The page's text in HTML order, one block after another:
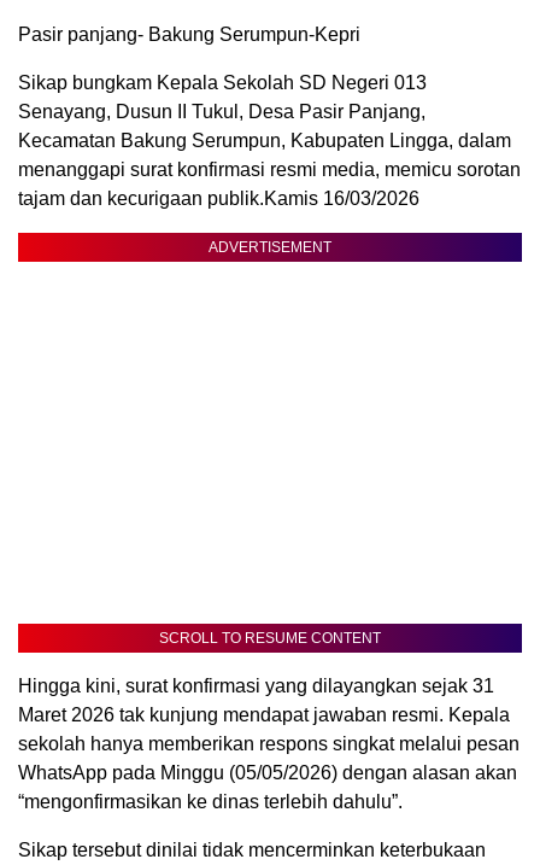
Pasir panjang- Bakung Serumpun-Kepri
Sikap bungkam Kepala Sekolah SD Negeri 013
Senayang, Dusun II Tukul, Desa Pasir Panjang,
Kecamatan Bakung Serumpun, Kabupaten Lingga, dalam
menanggapi surat konfirmasi resmi media, memicu sorotan
tajam dan kecurigaan publik.Kamis 16/03/2026
ADVERTISEMENT
SCROLL TO RESUME CONTENT
Hingga kini, surat konfirmasi yang dilayangkan sejak 31
Maret 2026 tak kunjung mendapat jawaban resmi. Kepala
sekolah hanya memberikan respons singkat melalui pesan
WhatsApp pada Minggu (05/05/2026) dengan alasan akan
“mengonfirmasikan ke dinas terlebih dahulu”.
Sikap tersebut dinilai tidak mencerminkan keterbukaan